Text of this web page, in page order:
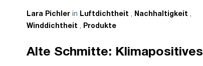
Lara Pichlerin Luftdichtheit , Nachhaltigkeit ,
Winddichtheit , Produkte
Alte Schmitte: Klimapositives